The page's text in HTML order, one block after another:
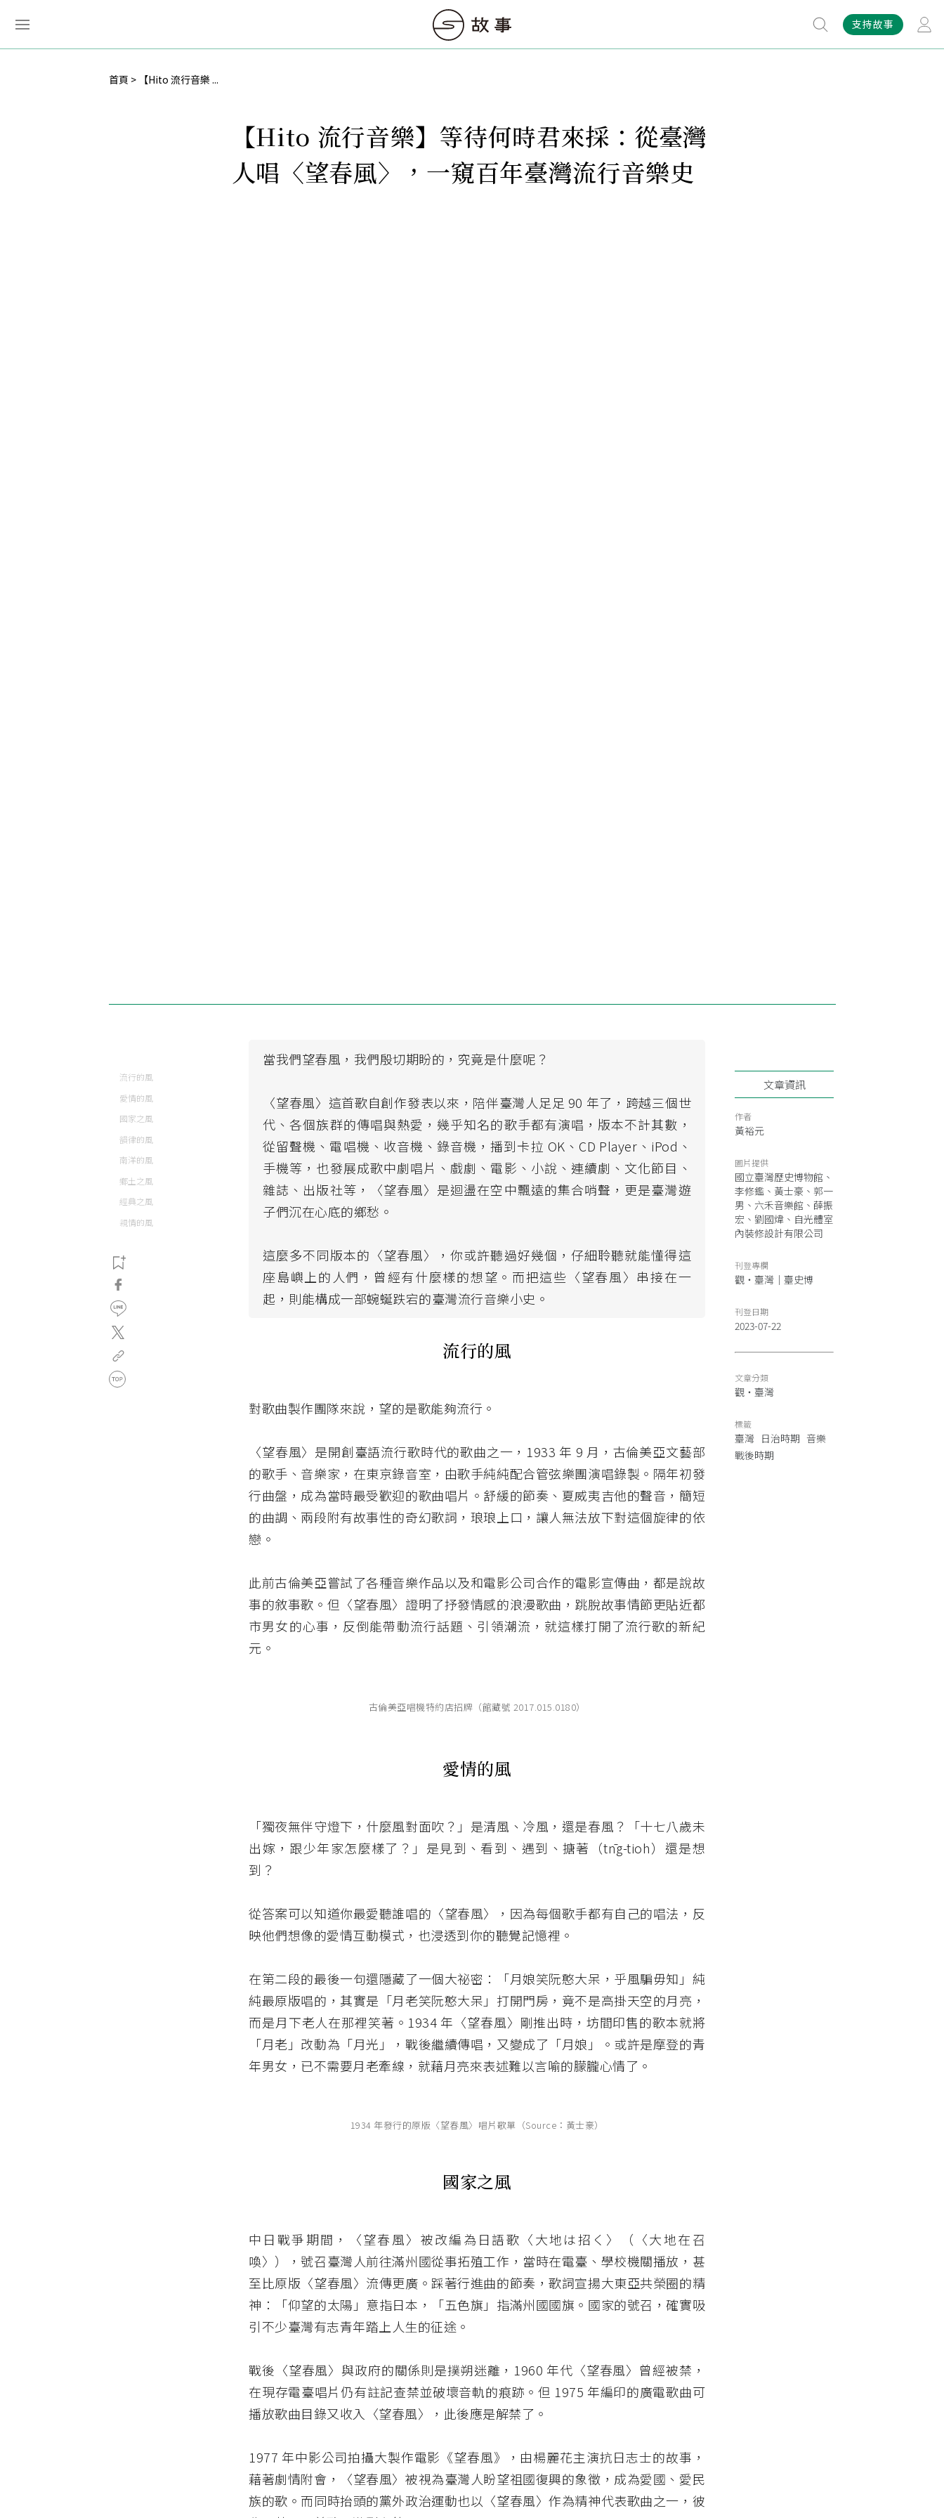
支持故事
首頁 【Hito 流行音樂 ...
【Hito 流行音樂】等待何時君來採：從臺灣
人唱〈望春風〉，一窺百年臺灣流行音樂史
流行的風
愛情的風
國家之風
韻律的風
南洋的風
鄉土之風
經典之風
親情的風
當我們望春風，我們殷切期盼的，究竟是什麼呢？
〈望春風〉這首歌自創作發表以來，陪伴臺灣人足足 90 年了，跨越三個世
代、各個族群的傳唱與熱愛，幾乎知名的歌手都有演唱，版本不計其數，
從留聲機、電唱機、收音機、錄音機，播到卡拉 OK、CD Player、iPod、
手機等，也發展成歌中劇唱片、戲劇、電影、小說、連續劇、文化節目、
雜誌、出版社等，〈望春風〉是迴盪在空中飄遠的集合哨聲，更是臺灣遊
子們沉在心底的鄉愁。
這麼多不同版本的〈望春風〉，你或許聽過好幾個，仔細聆聽就能懂得這
座島嶼上的人們，曾經有什麼樣的想望。而把這些〈望春風〉串接在一
起，則能構成一部蜿蜒跌宕的臺灣流行音樂小史。
流行的風
對歌曲製作團隊來說，望的是歌能夠流行。
〈望春風〉是開創臺語流行歌時代的歌曲之一，1933 年 9 月，古倫美亞文藝部
的歌手、音樂家，在東京錄音室，由歌手純純配合管弦樂團演唱錄製。隔年初發
行曲盤，成為當時最受歡迎的歌曲唱片。舒緩的節奏、夏威夷吉他的聲音，簡短
的曲調、兩段附有故事性的奇幻歌詞，琅琅上口，讓人無法放下對這個旋律的依
戀。
此前古倫美亞嘗試了各種音樂作品以及和電影公司合作的電影宣傳曲，都是說故
事的敘事歌。但〈望春風〉證明了抒發情感的浪漫歌曲，跳脫故事情節更貼近都
市男女的心事，反倒能帶動流行話題、引領潮流，就這樣打開了流行歌的新紀
元。
古倫美亞唱機特約店招牌（館藏號 2017.015.0180）
愛情的風
「獨夜無伴守燈下，什麼風對面吹？」是清風、冷風，還是春風？「十七八歲未
出嫁，跟少年家怎麼樣了？」是見到、看到、遇到、搪著（tn̄g-tioh）還是想
到？
從答案可以知道你最愛聽誰唱的〈望春風〉，因為每個歌手都有自己的唱法，反
映他們想像的愛情互動模式，也浸透到你的聽覺記憶裡。
在第二段的最後一句還隱藏了一個大祕密：「月娘笑阮憨大呆，乎風騙毋知」純
純最原版唱的，其實是「月老笑阮憨大呆」打開門房，竟不是高掛天空的月亮，
而是月下老人在那裡笑著。1934 年〈望春風〉剛推出時，坊間印售的歌本就將
「月老」改動為「月光」，戰後繼續傳唱，又變成了「月娘」。或許是摩登的青
年男女，已不需要月老牽線，就藉月亮來表述難以言喻的朦朧心情了。
1934 年發行的原版〈望春風〉唱片歌單（Source：黃士豪）
國家之風
中日戰爭期間，〈望春風〉被改編為日語歌〈大地は招く〉（〈大地在召
喚〉），號召臺灣人前往滿州國從事拓殖工作，當時在電臺、學校機關播放，甚
至比原版〈望春風〉流傳更廣。踩著行進曲的節奏，歌詞宣揚大東亞共榮圈的精
神：「仰望的太陽」意指日本，「五色旗」指滿州國國旗。國家的號召，確實吸
引不少臺灣有志青年踏上人生的征途。
戰後〈望春風〉與政府的關係則是撲朔迷離，1960 年代〈望春風〉曾經被禁，
在現存電臺唱片仍有註記查禁並破壞音軌的痕跡。但 1975 年編印的廣電歌曲可
播放歌曲目錄又收入〈望春風〉，此後應是解禁了。
1977 年中影公司拍攝大製作電影《望春風》，由楊麗花主演抗日志士的故事，
藉著劇情附會，〈望春風〉被視為臺灣人盼望祖國復興的象徵，成為愛國、愛民
族的歌。而同時抬頭的黨外政治運動也以〈望春風〉作為精神代表歌曲之一，彼
文章資訊
作者
黃裕元
圖片提供
國立臺灣歷史博物館、
李修鑑、黃士豪、郭一
男、六禾音樂館、薛振
宏、劉國煒、自光體室
內裝修設計有限公司
刊登專欄
觀‧臺灣｜臺史博
刊登日期
2023-07-22
文章分類
觀‧臺灣
標籤
臺灣 日治時期 音樂
戰後時期